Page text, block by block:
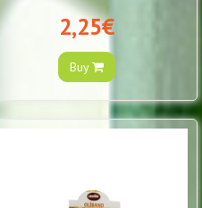
2,25€
Buy